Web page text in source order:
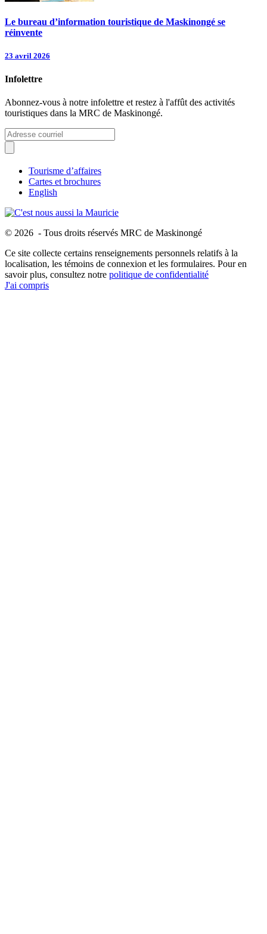
Le bureau d’information touristique de Maskinongé se
réinvente
23 avril 2026
Infolettre
Abonnez-vous à notre infolettre et restez à l'affût des activités
touristiques dans la MRC de Maskinongé.
Tourisme d’affaires
Cartes et brochures
English
© 2026 - Tous droits réservés MRC de Maskinongé
Ce site collecte certains renseignements personnels relatifs à la
localisation, les témoins de connexion et les formulaires. Pour en
savoir plus, consultez notre politique de confidentialité
J'ai compris